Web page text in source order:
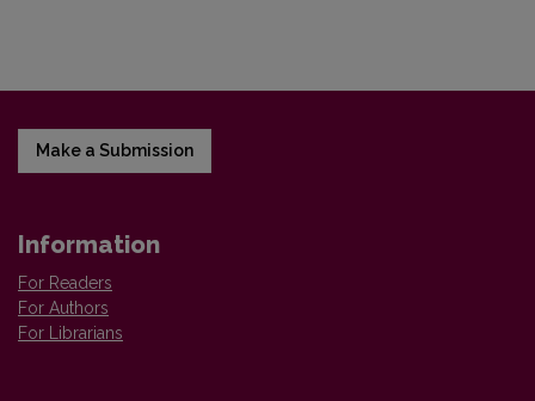
Make a Submission
Information
For Readers
For Authors
For Librarians